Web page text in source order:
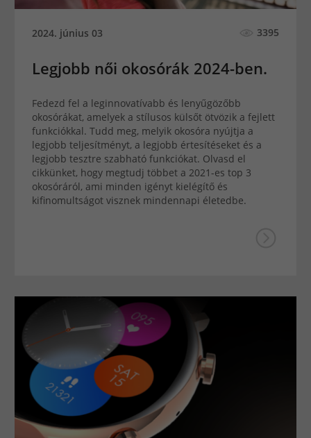
2024. június 03 3395
Legjobb női okosórák 2024-ben.
Fedezd fel a leginnovatívabb és lenyűgözőbb
okosórákat, amelyek a stílusos külsőt ötvözik a fejlett
funkciókkal. Tudd meg, melyik okosóra nyújtja a
legjobb teljesítményt, a legjobb értesítéseket és a
legjobb tesztre szabható funkciókat. Olvasd el
cikkünket, hogy megtudj többet a 2021-es top 3
okosóráról, ami minden igényt kielégítő és
kifinomultságot visznek mindennapi életedbe.